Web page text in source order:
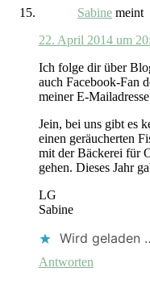
Sabine meint
22. April 2014 um
Ich folge dir über
auch Facebook-Fan
meiner E-
Jein, bei uns gibt es
einen geräucherten
mit der Bäckerei für
gehen. Dieses Jahr
LG
Sabine
Wird geladen
Antworten